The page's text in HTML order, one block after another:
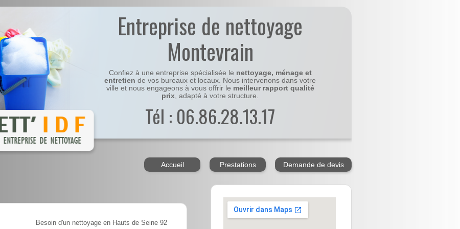
Entreprise de nettoyage
Montevrain
Confiez à une entreprise spécialisée le nettoyage, ménage et
entretien de vos bureaux et locaux. Nous intervenons dans votre
ville et nous engageons à vous offrir le meilleur rapport qualité
prix, adapté à votre structure.
Tél : 06.86.28.13.17
Accueil Prestations Demande de devis
Besoin d'un nettoyage en Hauts de Seine 92